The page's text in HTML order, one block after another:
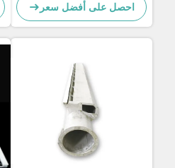
احصل على أفضل سعر